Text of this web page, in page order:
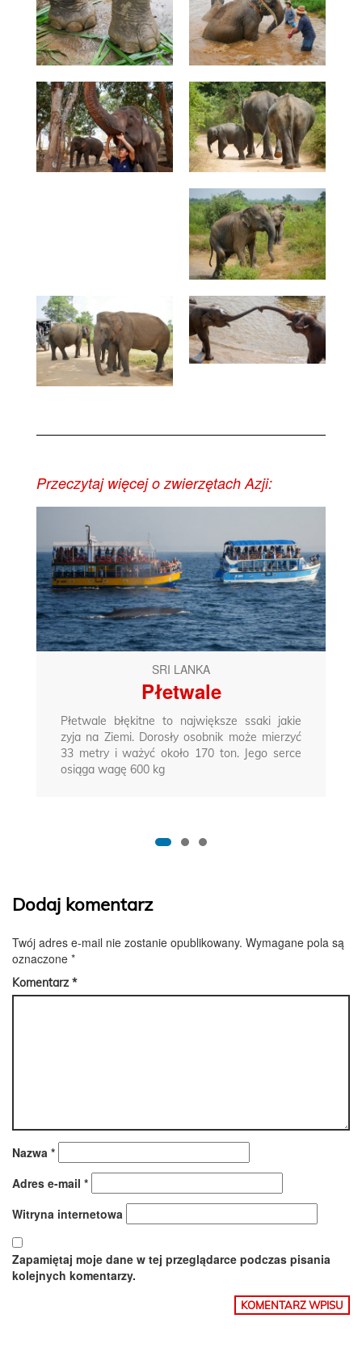
Przeczytaj więcej o zwierzętach Azji:
SRI LANKA
Płetwale
Płetwale błękitne to największe ssaki jakie
zyja na Ziemi. Dorosły osobnik może mierzyć
33 metry i ważyć około 170 ton. Jego serce
osiąga wagę 600 kg
Dodaj komentarz
Twój adres e-mail nie zostanie opublikowany. Wymagane pola są
oznaczone *
Komentarz*
Nazwa *
Adres e-mail *
Witryna internetowa
Zapamiętaj moje dane w tej przeglądarce podczas pisania
kolejnych komentarzy.